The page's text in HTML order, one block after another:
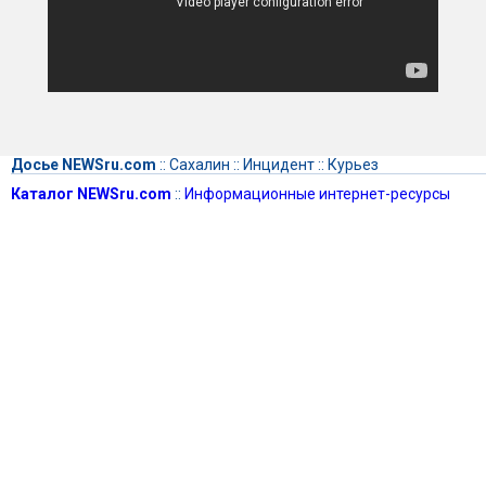
Досье NEWSru.com :: Сахалин :: Инцидент:: Курьез
Каталог NEWSru.com :: Информационные интернет-ресурсы